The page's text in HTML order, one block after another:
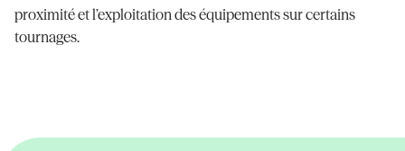
proximité et l’exploitation des équipements sur certains
tournages.